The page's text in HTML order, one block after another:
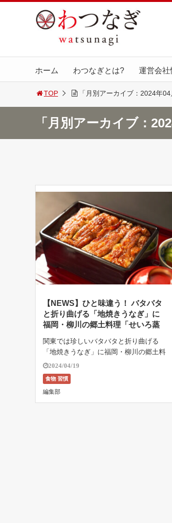
ホーム わつなぎとは? 運営会社
TOP 「月別アーカイブ：2024年
「月別アーカイブ：
【NEWS】ひと味違う！ バタバタ
と折り曲げる「地焼きうなぎ」に
福岡・柳川の郷土料理「せいろ蒸
関東では珍しいバタバタと折り曲げる
「地焼きうなぎ」に福岡・柳川の郷土料
理、「うなぎのせいろ蒸し」が味わえる
うな […]
2024/04/19
食物 習慣
編集部